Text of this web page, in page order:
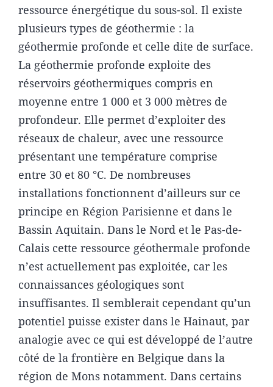
ressource énergétique du sous-sol. Il existe
plusieurs types de géothermie : la
géothermie profonde et celle dite de surface.
La géothermie profonde exploite des
réservoirs géothermiques compris en
moyenne entre 1 000 et 3 000 mètres de
profondeur. Elle permet d’exploiter des
réseaux de chaleur, avec une ressource
présentant une température comprise
entre 30 et 80 °C. De nombreuses
installations fonctionnent d’ailleurs sur ce
principe en Région Parisienne et dans le
Bassin Aquitain. Dans le Nord et le Pas-de-
Calais cette ressource géothermale profonde
n’est actuellement pas exploitée, car les
connaissances géologiques sont
insuffisantes. Il semblerait cependant qu’un
potentiel puisse exister dans le Hainaut, par
analogie avec ce qui est développé de l’autre
côté de la frontière en Belgique dans la
région de Mons notamment. Dans certains